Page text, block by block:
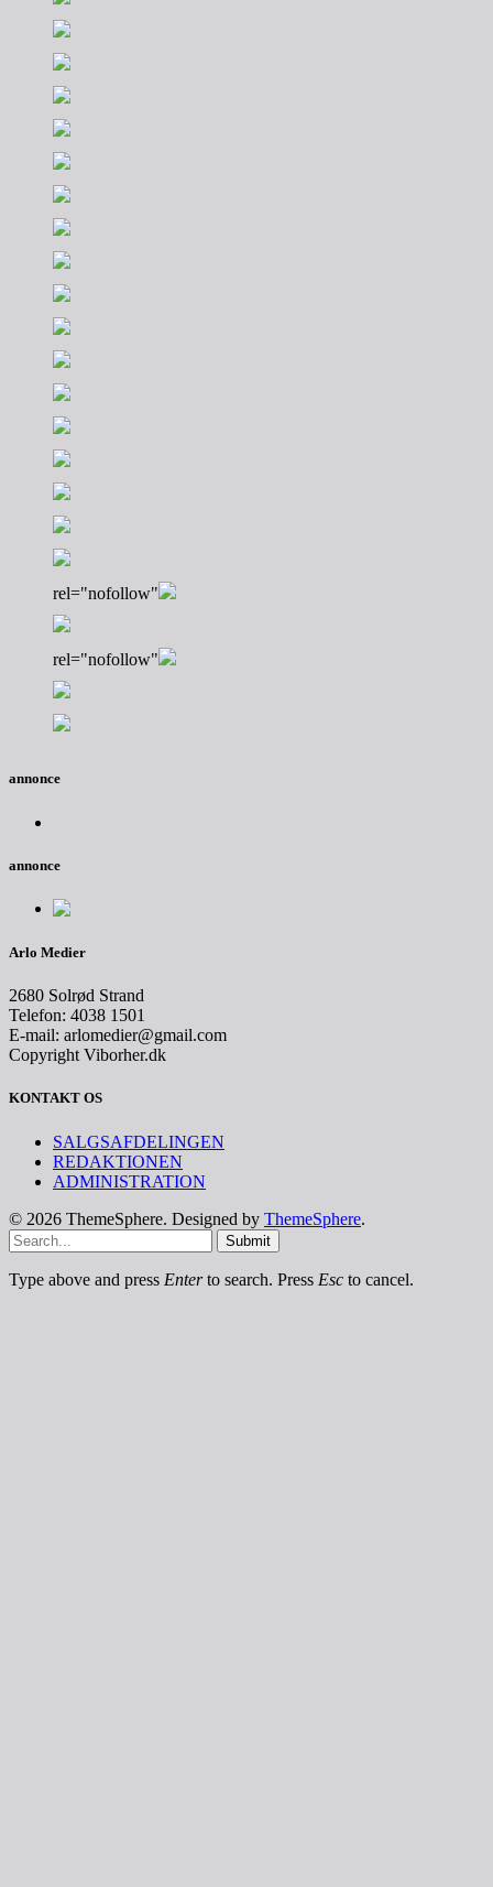
rel="nofollow"
rel="nofollow"
annonce
annonce
Arlo Medier
2680 Solrød Strand
Telefon: 4038 1501
E-mail: arlomedier@gmail.com
Copyright Viborher.dk
KONTAKT OS
SALGSAFDELINGEN
REDAKTIONEN
ADMINISTRATION
© 2026 ThemeSphere. Designed by ThemeSphere.
Submit
Type above and press Enterto search. Press Esc to cancel.